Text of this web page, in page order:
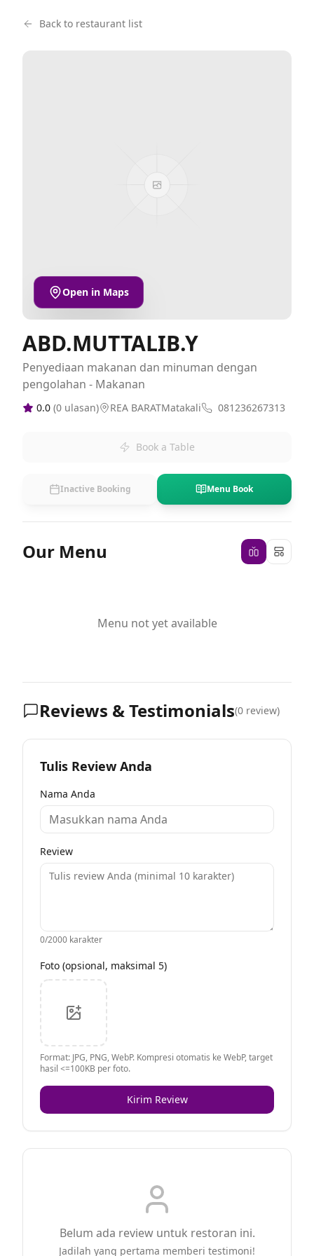
Back to restaurant list
Open in Maps
ABD.MUTTALIB.Y
Penyediaan makanan dan minuman dengan
pengolahan - Makanan
0.0 (0 ulasan) REA BARATMatakali 081236267313
Book a Table
Inactive Booking Menu Book
Our Menu
Menu not yet available
Reviews & Testimonials(0 review)
Tulis Review Anda
Nama Anda
Review
0/2000 karakter
Foto (opsional, maksimal 5)
Format: JPG, PNG, WebP. Kompresi otomatis ke WebP, target
hasil <=100KB per foto.
Kirim Review
Belum ada review untuk restoran ini.
Jadilah yang pertama memberi testimoni!